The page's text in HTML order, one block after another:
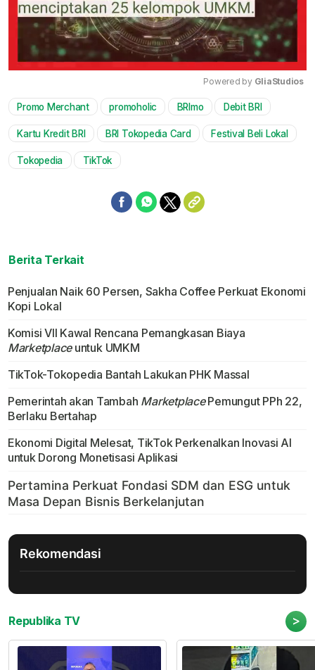
Mute
Powered by GliaStudios
Promo Merchant promoholic BRImo Debit BRI
Kartu Kredit BRI BRI Tokopedia Card Festival Beli Lokal
Tokopedia TikTok
Berita Terkait
Penjualan Naik 60 Persen, Sakha Coffee Perkuat Ekonomi
Kopi Lokal
Komisi VII Kawal Rencana Pemangkasan Biaya
Marketplaceuntuk UMKM
TikTok-Tokopedia Bantah Lakukan PHK Massal
Pemerintah akan Tambah MarketplacePemungut PPh 22,
Berlaku Bertahap
Ekonomi Digital Melesat, TikTok Perkenalkan Inovasi AI
untuk Dorong Monetisasi Aplikasi
Rekomendasi
Republika TV >